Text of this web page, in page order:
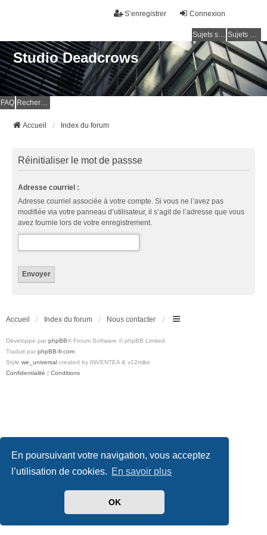
En poursuivant votre navigation, vous acceptez
l’utilisation de cookies. En savoir plus
OK
Connexion
S’enregistrer
Sujets sans réponse Sujets actifs
Studio Deadcrows
FAQ Rechercher
Accueil Index du forum
Réinitialiser le mot de passse
Adresse courriel :
Adresse courriel associée à votre compte. Si vous ne l’avez pas
modifiée via votre panneau d’utilisateur, il s’agit de l’adresse que vous
avez fournie lors de votre enregistrement.
Accueil Index du forum Nous contacter
Développé par phpBB® Forum Software © phpBB Limited
Traduit par phpBB-fr.com
Style we_universal created by INVENTEA & v12mike
Confidentialité | Conditions